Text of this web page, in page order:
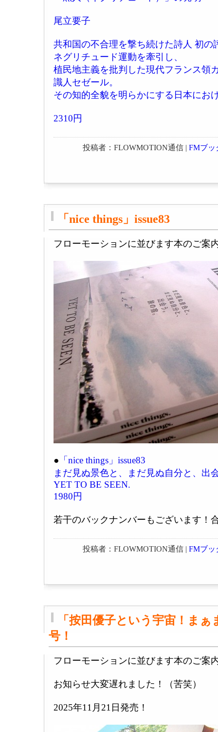
尾立要子
共和国の不合理を撃ち続けた詩人 初の
ネグリチュード運動を牽引し、
植民地主義を批判した現代フランス領
識人セゼール。
その知的全貌を明らかにする日本にお
2310円
投稿者：FLOWMOTION通信 | FMブッ
「nice things」issue83
フローモーションに並びます本のご案
● 「nice things」issue83
まだ見ぬ景色と、まだ見ぬ自分と、出
YET TO BE SEEN.
1980円
若干のバックナンバーもございます！
投稿者：FLOWMOTION通信 | FMブッ
「按田優子という宇宙！ま
号！
フローモーションに並びます本のご案
お知らせ大変遅れました！（苦笑）
2025年11月21日発売！